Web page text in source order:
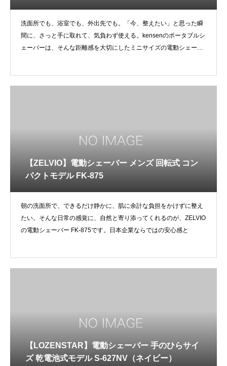
洗面所でも、浴室でも、外出先でも。「今、整えたい」と思った瞬
間に、さっと手に取れて、気負わず使える。kensenのポータブルシ
ェーバーは、そんな距離感を大切にしたミニサイズの電動シェーバ
【ZELVIO】電動シェーバー メンズ 回転式 コン
パクトモデル FK-875
朝の洗面所で、できるだけ静かに、肌に余計な負担をかけずに整え
たい。そんな日常の感覚に、自然と寄り添ってくれるのが、ZELVIO
の電動シェーバー FK-875です。日本企業ならではの安心感と
【LOZENSTAR】電動シェーバー 手のひらサイ
ズ 乾電池式モデル S-627NV（ネイビー）